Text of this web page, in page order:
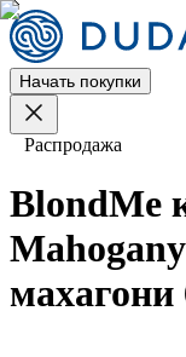
Начать покупки
Распродажа
BlondMe